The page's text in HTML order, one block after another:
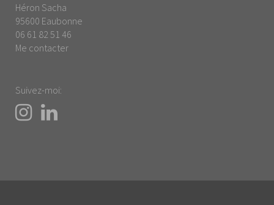
Héron Sacha
95600 Eaubonne
06 61 82 51 46
Me contacter
Suivez-moi: